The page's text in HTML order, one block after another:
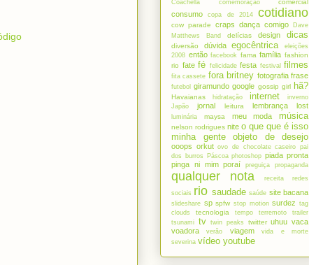
Coachella comemoração
consumo copa de 2014 cotidiano
cow parade craps dança comigo
Dave
Matthews Band
delícias design dicas
diversão dúvida egocêntrica
eleições
2008 então facebook fama família fashion
rio fate fé felicidade festa festival filmes
fita cassete fora britney fotografia frase
futebol giramundo google gossip girl hã?
Havaianas hidratação internet
inverno
Japão
jornal leitura lembrança lost
luminária maysa meu moda música
nelson rodrigues nite o que que é isso
minha gente
objeto de desejo
ooops orkut ovo de chocolate caseiro
pai
dos burros
Páscoa photoshop piada pronta
pinga ni mim poraí preguiça propaganda
qualquer nota receita redes
sociais rio saudade saúde site bacana
slideshare sp spfw stop motion surdez
tag
clouds
tecnologia tempo terremoto
trailer
tsunami tv twin peaks twitter uhuu vaca
voadora
verão viagem
vida e morte
severina vídeo youtube